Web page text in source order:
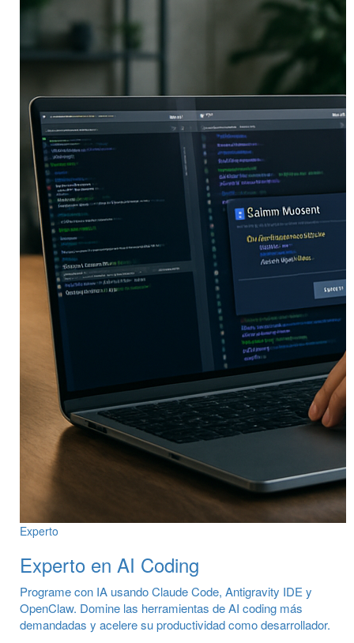
Experto
Experto en AI Coding
Programe con IA usando Claude Code, Antigravity IDE y
OpenClaw. Domine las herramientas de AI coding más
demandadas y acelere su productividad como desarrollador.